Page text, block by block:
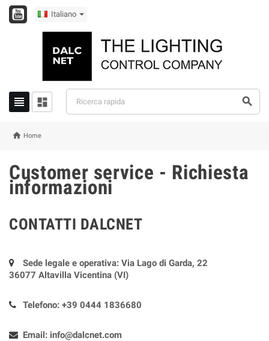
Italiano
  
 Home
Customer service - Richiesta
informazioni
CONTATTI DALCNET
Sede legale e operativa: Via Lago di Garda, 22
36077 Altavilla Vicentina (VI)
Telefono: +39 0444 1836680
Email: info@dalcnet.com